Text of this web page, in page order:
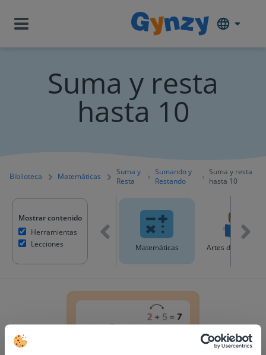
Suma y resta
hasta 10
Biblioteca Matemáticas
Suma y
Resta
Sumando y
Restando
Suma y resta
hasta 10
Mostrar contenido
Herramientas
LeccionesTodo el contenido Matemáticas Artes del